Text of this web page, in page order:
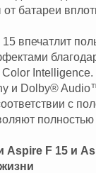
батареи
впечатлит
Color
и Dolby®
с
Aspire F 15 и